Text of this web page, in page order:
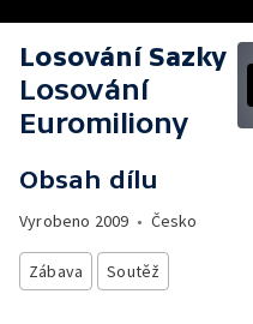
Losování Sazky
Losování
Euromiliony
Obsah dílu
Vyrobeno 2009 • Česko
Zábava Soutěž